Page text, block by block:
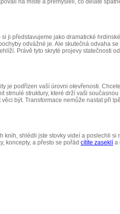
na místě a přemýšleli, co děláte
si ji představujeme jako dramatické
odvážné je. Ale skutečná odvaha
Právě tyto skryté projevy statečnosti
je podřízen vaší úrovni otevřenosti.
strnulé struktury, které drží vaši
věci být. Transformace nemůže nastat při
knih, shlédli jste stovky videí a poslechli si
koncepty, a přesto se pořád cítíte zaseklí a